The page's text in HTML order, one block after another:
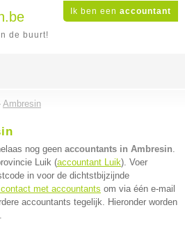
Ik ben een accountant
de buurt!
Ambresin
nog geen accountants in Ambresin.
Luik (accountant Luik). Voer
in voor de dichtstbijzijnde
met accountants om via één e-mail
accountants tegelijk. Hieronder worden